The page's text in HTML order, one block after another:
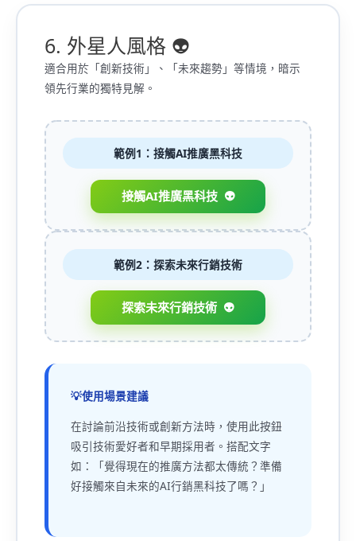
6. 外星人風格 👽
適合用於「創新技術」、「未來趨勢」等情境，暗示
領先行業的獨特見解。
範例1：接觸AI推廣黑科技
接觸AI推廣黑科技
範例2：探索未來行銷技術
探索未來行銷技術
使用場景建議
在討論前沿技術或創新方法時，使用此按鈕
吸引技術愛好者和早期採用者。搭配文字
如：「覺得現在的推廣方法都太傳統？準備
好接觸來自未來的AI行銷黑科技了嗎？」